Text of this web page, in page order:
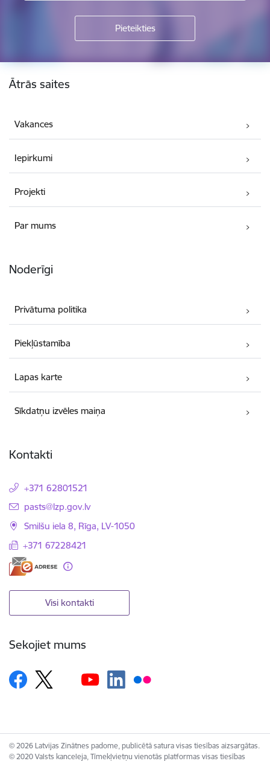
Kājene
Ātrās saites
Vakances
Iepirkumi
Projekti
Par mums
Noderīgi
Privātuma politika
Piekļūstamība
Lapas karte
Sīkdatņu izvēles maiņa
Kontakti
+371 62801521
E-pasts:
pasts@lzp.gov.lv
Smilšu iela 8, Rīga, LV-1050
+371 67228421
Visi kontakti
Sekojiet mums
© 2026 Latvijas Zinātnes padome, publicētā satura visas tiesības aizsargātas.
© 2020 Valsts kanceleja, Tīmekļvietņu vienotās platformas visas tiesības